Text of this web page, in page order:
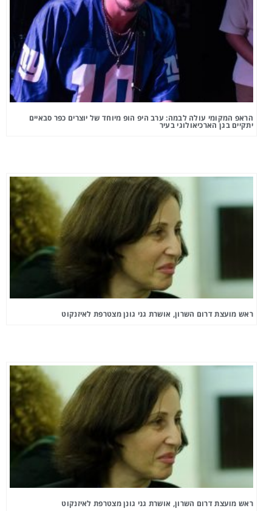
הראפ המקומי עולה לבמה: ערב היפ הופ מיוחד של יוצרים כפר סבאיים
יתקיים בגן הארכיאולוגי בעיר
ראש מועצת דרום השרון, אושרת גני גונן מצטרפת לאיזנקוט
ראש מועצת דרום השרון, אושרת גני גונן מצטרפת לאיזנקוט